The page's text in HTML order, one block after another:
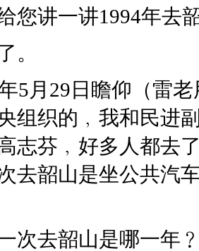
您讲一讲1994年去
。
5月29日瞻仰（雷
组织的﹐我和民进
志芬﹐好多人都去
去韶山是坐公共汽
次去韶山是哪一年